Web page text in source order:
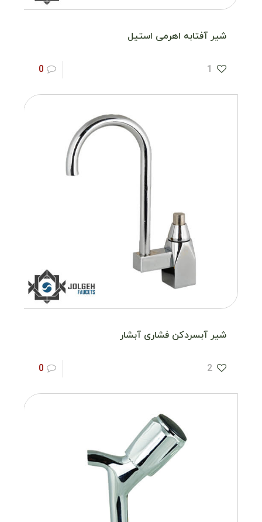
شیر آفتابه اهرمی استیل
1
0
شیر آبسردکن فشاری آبشار
2
0